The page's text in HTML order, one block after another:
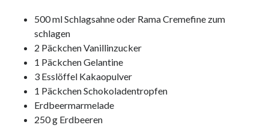
Neueste Kommentare
Annette LatzelzuATU diesmal Lob und Tadel
ᐅ Senseo Switch 2-in-1 Kaffeemaschinen: Test & Vergleich (03/2022)
500 ml Schlagsahne oder Rama Cremefine zum
schlagen
2 Päckchen Vanillinzucker
1 Päckchen Gelantine
3 Esslöffel Kakaopulver
1 Päckchen Schokoladentropfen
Erdbeermarmelade
250 g Erdbeeren